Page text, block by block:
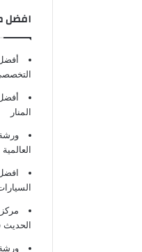
افضل
المنار
الحديث